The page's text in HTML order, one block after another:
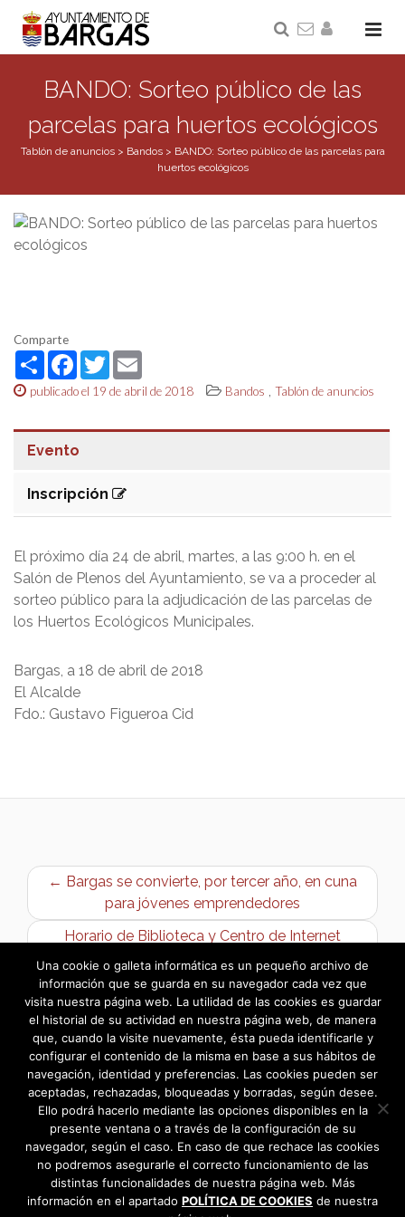
BANDO: Sorteo público de las
parcelas para huertos ecológicos
Tablón de anuncios> Bandos> BANDO: Sorteo público de las parcelas para
huertos ecológicos
Comparte
ShareFacebook
Twitter
publicado el 19 de abril de 2018 Bandos , Tablón de anuncios
Evento
Inscripción
El próximo día 24 de abril, martes, a las 9:00 h. en el
Salón de Plenos del Ayuntamiento, se va a proceder al
sorteo público para la adjudicación de las parcelas de
los Huertos Ecológicos Municipales.
Bargas, a 18 de abril de 2018
El Alcalde
Fdo.: Gustavo Figueroa Cid
← Bargas se convierte, por tercer año, en cuna
para jóvenes emprendedores
Horario de Biblioteca y Centro de Internet
durante la Semana del Libro 2018 →
Una cookie o galleta informática es un pequeño archivo de
información que se guarda en su navegador cada vez que
visita nuestra página web. La utilidad de las cookies es guardar
el historial de su actividad en nuestra página web, de manera
que, cuando la visite nuevamente, ésta pueda identificarle y
configurar el contenido de la misma en base a sus hábitos de
navegación, identidad y preferencias. Las cookies pueden ser
aceptadas, rechazadas, bloqueadas y borradas, según desee.
Ello podrá hacerlo mediante las opciones disponibles en la
presente ventana o a través de la configuración de su
navegador, según el caso. En caso de que rechace las cookies
no podremos asegurarle el correcto funcionamiento de las
distintas funcionalidades de nuestra página web. Más
información en el apartado POLÍTICA DE COOKIES de nuestra